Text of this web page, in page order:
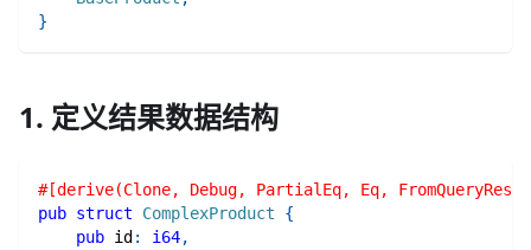
}
1. 定义结果数据结构
#[derive(Clone, Debug, PartialEq, Eq,
pub struct ComplexProduct
{
pub id : i64,